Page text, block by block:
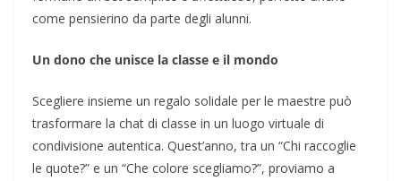
come pensierino da parte degli alunni.
Un dono che unisce la classe e il mondo
Scegliere insieme un regalo solidale per le maestre può
trasformare la chat di classe in un luogo virtuale di
condivisione autentica. Quest’anno, tra un “Chi raccoglie
le quote?” e un “Che colore scegliamo?”, proviamo a